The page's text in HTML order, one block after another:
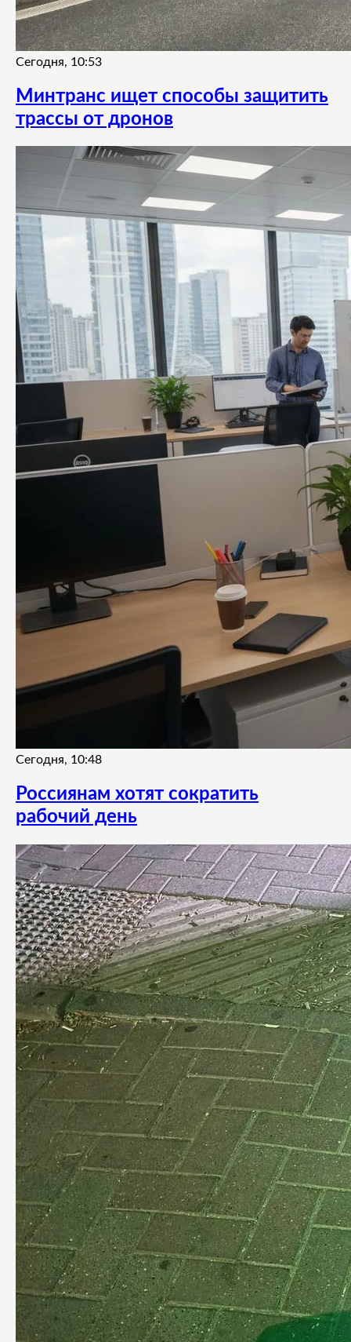
Сегодня, 10:53
Минтранс ищет способы защитить
трассы от дронов
Сегодня, 10:48
Россиянам хотят сократить
рабочий день